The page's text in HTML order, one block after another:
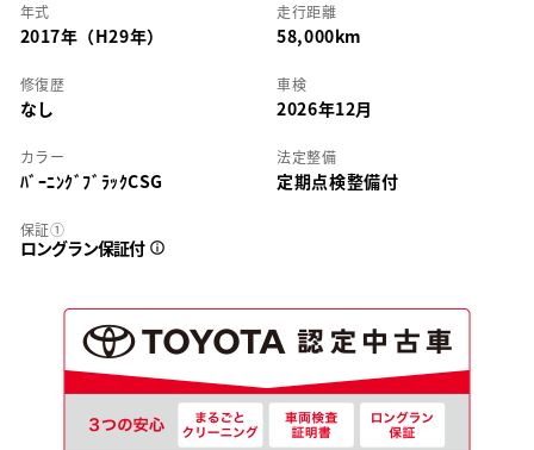
年式
2017年（H29年）
走行距離
58,000km
修復歴
なし
車検
2026年12月
カラー
ﾊﾞｰﾆﾝｸﾞﾌﾞﾗｯｸCSG
法定整備
定期点検整備付
保証①
ロングラン保証付